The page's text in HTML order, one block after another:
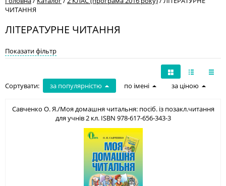
ЧИТАННЯ
ЛІТЕРАТУРНЕ ЧИТАННЯ
Показати фільтр
Сортувати: за популярністю по імені за ціною
Савченко О. Я./Моя домашня читальня: посіб. із позакл.читання
для учнів 2 кл. ISBN 978-617-656-343-3